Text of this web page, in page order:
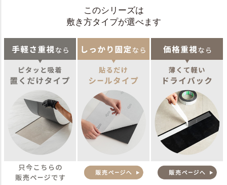
このシリーズは
敷き方タイプが選べます